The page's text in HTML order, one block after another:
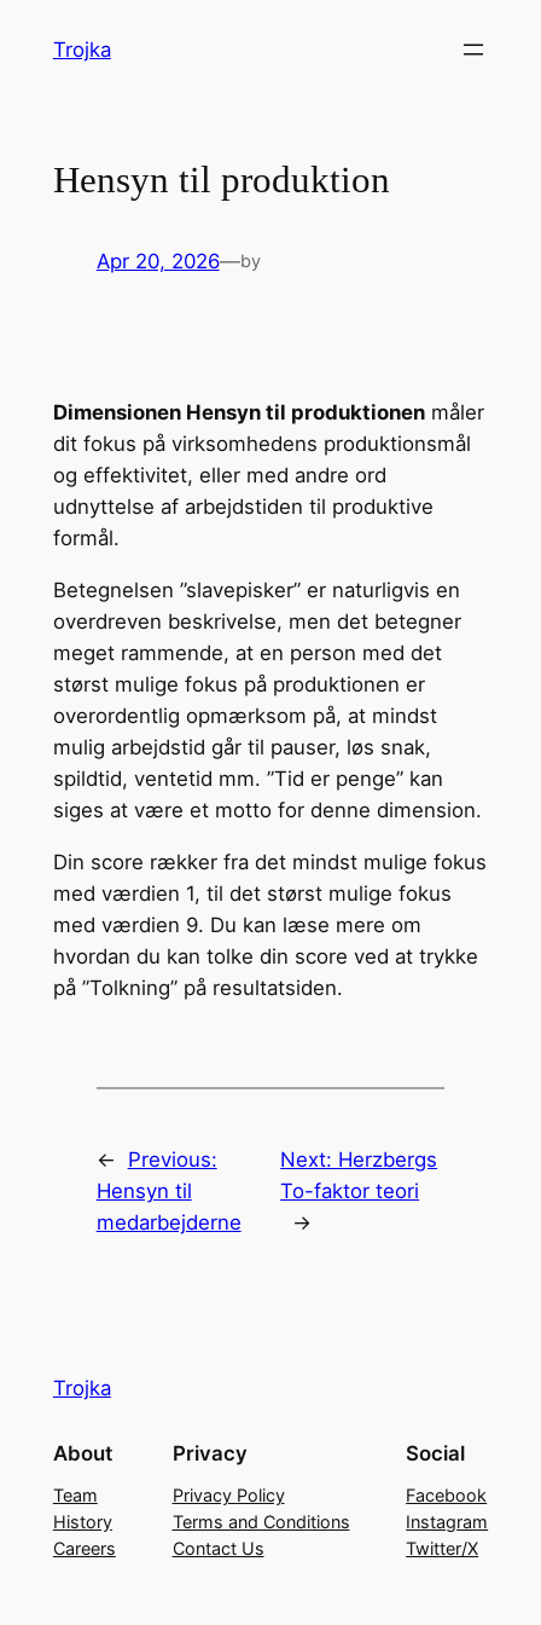
Trojka
Hensyn til produktion
Apr 20, 2026—by
Dimensionen Hensyn til produktionenmåler
dit fokus på virksomhedens produktionsmål
og effektivitet, eller med andre ord
udnyttelse af arbejdstiden til produktive
formål.
Betegnelsen ”slavepisker” er naturligvis en
overdreven beskrivelse, men det betegner
meget rammende, at en person med det
størst mulige fokus på produktionen er
overordentlig opmærksom på, at mindst
mulig arbejdstid går til pauser, løs snak,
spildtid, ventetid mm. ”Tid er penge” kan
siges at være et motto for denne dimension.
Din score rækker fra det mindst mulige fokus
med værdien 1, til det størst mulige fokus
med værdien 9. Du kan læse mere om
hvordan du kan tolke din score ved at trykke
på ”Tolkning” på resultatsiden.
←
Previous:
Hensyn til
medarbejderne
Next: Herzbergs
To-faktor teori
→
Trojka
About
Team
History
Careers
Privacy
Privacy Policy
Terms and Conditions
Contact Us
Social
Facebook
Instagram
Twitter/X